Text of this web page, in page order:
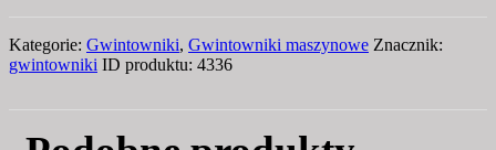
Kategorie: Gwintowniki, Gwintowniki maszynowe Znacznik:
gwintowniki ID produktu: 4336